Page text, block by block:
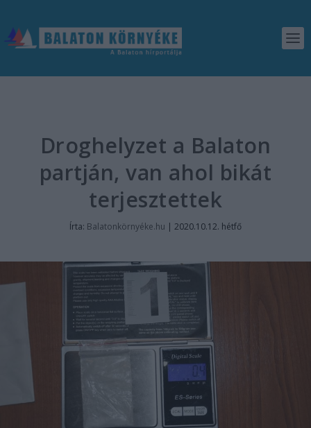
Droghelyzet a Balaton
partján, van ahol bikát
terjesztettek
Írta: Balatonkörnyéke.hu | 2020.10.12. hétfő